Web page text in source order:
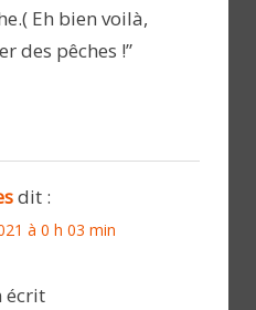
Eh bien voilà,
des pêches !”
dit :
à 0 h 03 min
écrit